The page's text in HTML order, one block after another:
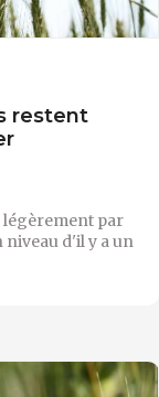
restent
légèrement par
niveau d'il y a un